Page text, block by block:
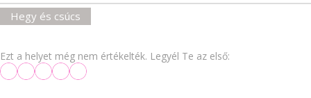
Hegy és csúcs
Ezt a helyet még nem értékelték. Legyél Te az első: